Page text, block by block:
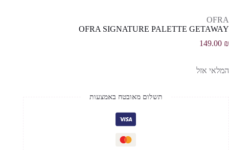
OFRA
OFRA SIGNATURE PALETTE GETAWAY
149.00 ₪
המלאי אזל
תשלום מאובטח באמצעות